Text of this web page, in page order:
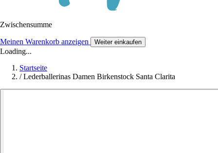
Zwischensumme
Meinen Warenkorb anzeigen Weiter einkaufen
Loading...
Startseite
/ Lederballerinas Damen Birkenstock Santa Clarita